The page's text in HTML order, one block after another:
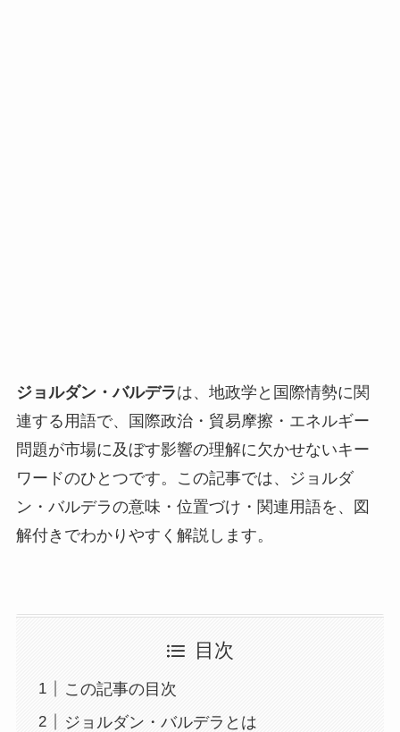
ジョルダン・バルデラは、地政学と国際情勢に関
連する用語で、国際政治・貿易摩擦・エネルギー
問題が市場に及ぼす影響の理解に欠かせないキー
ワードのひとつです。この記事では、ジョルダ
ン・バルデラの意味・位置づけ・関連用語を、図
解付きでわかりやすく解説します。
目次
この記事の目次
ジョルダン・バルデラとは